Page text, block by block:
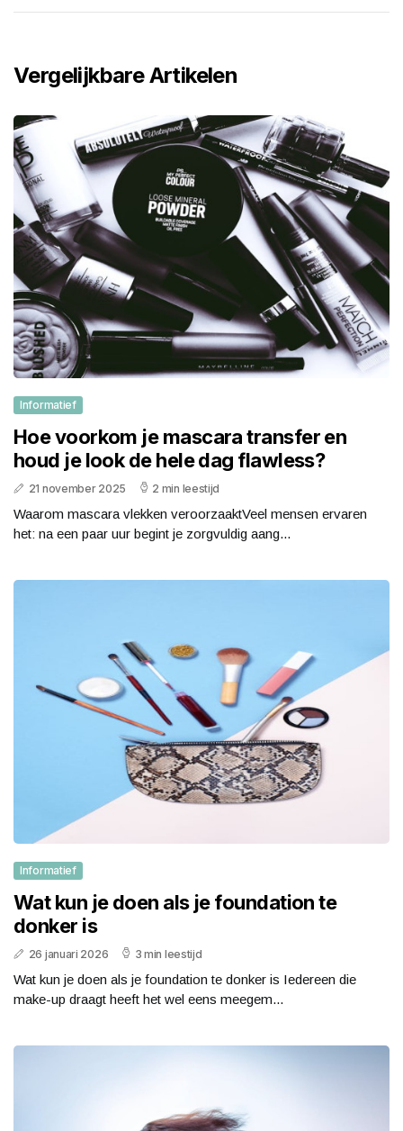
Vergelijkbare Artikelen
Informatief
Hoe voorkom je mascara transfer en
houd je look de hele dag flawless?
21 november 2025 2 min leestijd
Waarom mascara vlekken veroorzaaktVeel mensen ervaren
het: na een paar uur begint je zorgvuldig aang...
Informatief
Wat kun je doen als je foundation te
donker is
26 januari 2026 3 min leestijd
Wat kun je doen als je foundation te donker is Iedereen die
make-up draagt heeft het wel eens meegem...